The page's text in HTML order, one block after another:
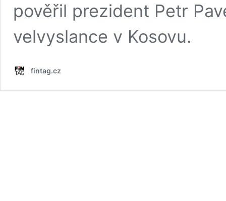
pověřil prezident Petr
velvyslance v Kosovu.
fintag.cz